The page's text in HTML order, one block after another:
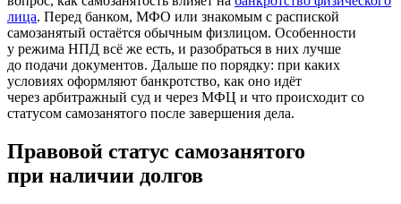
лица. Перед банком, МФО или знакомым с распиской
самозанятый остаётся обычным физлицом. Особенности
у режима НПД всё же есть, и разобраться в них лучше
до подачи документов. Дальше по порядку: при каких
условиях оформляют банкротство, как оно идёт
через арбитражный суд и через МФЦ и что происходит со
статусом самозанятого после завершения дела.
Правовой статус самозанятого
при наличии долгов